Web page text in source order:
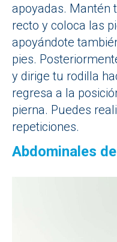
apoyadas. Mantén
recto y coloca las
apoyándote
pies.
y dirige tu rodilla
regresa a la
pierna. Puedes
repeticiones.
Abdominales